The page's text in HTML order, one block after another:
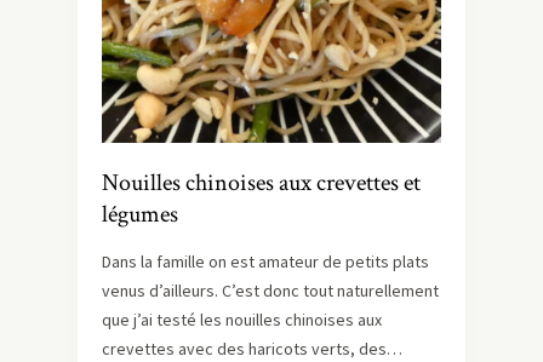
Nouilles chinoises aux crevettes et
légumes
Dans la famille on est amateur de petits plats
venus d’ailleurs. C’est donc tout naturellement
que j’ai testé les nouilles chinoises aux
crevettes avec des haricots verts, des…